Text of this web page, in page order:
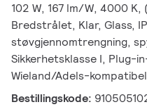
102 W, 167 lm/W, 4000
Bredstrålet, Klar, Glass,
støvgjennomtrengning,
Sikkerhetsklasse I, Plug-
Wieland/Adels-kompatibel
Bestillingskode: